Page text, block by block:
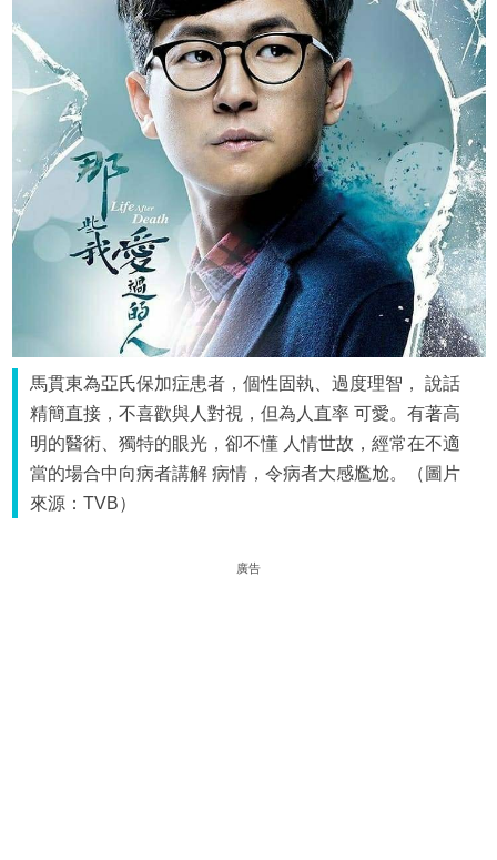
馬貫東為亞氏保加症患者，個性固執、過度理智， 說話
精簡直接，不喜歡與人對視，但為人直率 可愛。有著高
明的醫術、獨特的眼光，卻不懂 人情世故，經常在不適
當的場合中向病者講解 病情，令病者大感尷尬。（圖片
來源：TVB）
廣告